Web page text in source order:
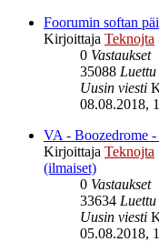
Foorumin softan
Kirjoittaja Teknojta
0 Vastaukset
35088 Luettu
Uusin viesti
08.08.2018,
VA - Boozedrome
Kirjoittaja Teknojta
(ilmaiset)
0 Vastaukset
33634 Luettu
Uusin viesti
05.08.2018,